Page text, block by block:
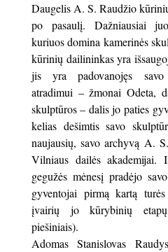
Daugelis A. S. Raudžio
po pasaulį. Dažniausiai
kuriuos domina kamerinės
kūrinių dailininkas yra
jis yra padovanojęs savo
atradimui – žmonai Odeta,
skulptūros – dalis jo paties
kelias dešimtis savo
naujausių, savo archyvą A.
Vilniaus dailės
gegužės mėnesį pradėjo
gyventojai pirmą kartą
įvairių jo kūrybinių
piešiniais).
Adomas Stanislovas